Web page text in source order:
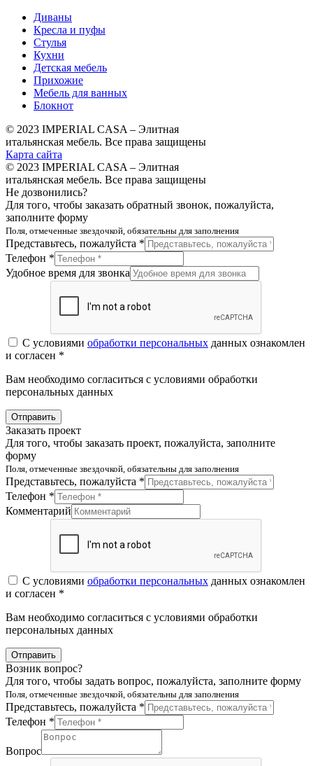
Диваны
Кресла и пуфы
Стулья
Кухни
Детская мебель
Прихожие
Мебель для ванных
Блокнот
© 2023 IMPERIAL CASA – Элитная
итальянская мебель. Все права защищены
Карта сайта
© 2023 IMPERIAL CASA – Элитная
итальянская мебель. Все права защищены
Не дозвонились?
Для того, чтобы заказать обратный звонок, пожалуйста,
заполните форму
Поля, отмеченные звездочкой, обязательны для заполнения
Представьтесь, пожалуйста *
Телефон *
Удобное время для звонка
С условиями обработки персональных данных ознакомлен
и согласен *
Вам необходимо согласиться с условиями обработки
персональных данных
Отправить
Заказать проект
Для того, чтобы заказать проект, пожалуйста, заполните
форму
Поля, отмеченные звездочкой, обязательны для заполнения
Представьтесь, пожалуйста *
Телефон *
Комментарий
С условиями обработки персональных данных ознакомлен
и согласен *
Вам необходимо согласиться с условиями обработки
персональных данных
Отправить
Возник вопрос?
Для того, чтобы задать вопрос, пожалуйста, заполните форму
Поля, отмеченные звездочкой, обязательны для заполнения
Представьтесь, пожалуйста *
Телефон *
Вопрос